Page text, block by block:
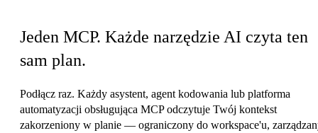
Jeden MCP. Każde narzędzie AI czyta ten
sam plan.
Podłącz raz. Każdy asystent, agent kodowania lub platforma
automatyzacji obsługująca MCP odczytuje Twój kontekst
zakorzeniony w planie — ograniczony do workspace'u,